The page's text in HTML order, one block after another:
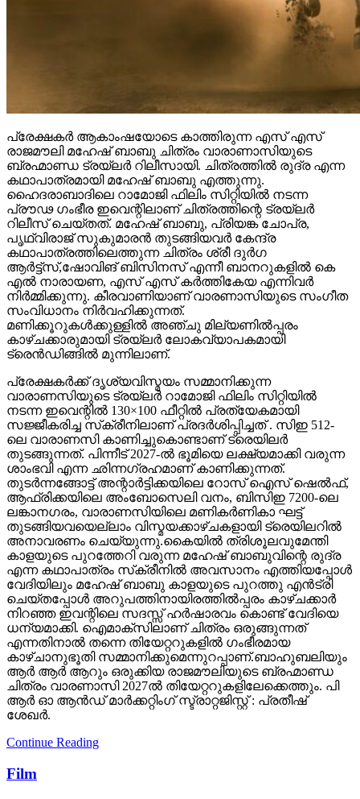
പ്രേക്ഷകർ ആകാംഷയോടെ കാത്തിരുന്ന എസ് എസ്
രാജമൗലി മഹേഷ് ബാബു ചിത്രം വാരാണാസിയുടെ
ബ്രഹ്മാണ്ഡ ട്രയ്ലർ റിലീസായി. ചിത്രത്തിൽ രുദ്ര എന്ന
കഥാപാത്രമായി മഹേഷ് ബാബു എത്തുന്നു.
ഹൈദരാബാദിലെ റാമോജി ഫിലിം സിറ്റിയിൽ നടന്ന
പ്രൗഢ ഗംഭീര ഇവെന്റിലാണ് ചിത്രത്തിന്റെ ട്രയ്ലർ
റിലീസ് ചെയ്തത്. മഹേഷ് ബാബു, പ്രിയങ്ക ചോപ്ര,
പൃഥ്വിരാജ് സുകുമാരൻ തുടങ്ങിയവർ കേന്ദ്ര
കഥാപാത്രത്തിലെത്തുന്ന ചിത്രം ശ്രീ ദുർഗ
ആർട്ട്സ്,ഷോവിങ് ബിസിനസ് എന്നീ ബാനറുകളിൽ കെ
എൽ നാരായണ, എസ് എസ് കർത്തികേയ എന്നിവർ
നിർമ്മിക്കുന്നു. കീരവാണിയാണ് വാരണാസിയുടെ സംഗീത
സംവിധാനം നിർവഹിക്കുന്നത്.
മണിക്കൂറുകൾക്കുള്ളിൽ അഞ്ചു മില്യണിൽപ്പരം
കാഴ്ചക്കാരുമായി ട്രയ്ലർ ലോകവ്യാപകമായി
ട്രെൻഡിങ്ങിൽ മുന്നിലാണ്.
പ്രേക്ഷകർക്ക് ദൃശ്യവിസ്മയം സമ്മാനിക്കുന്ന
വാരാണസിയുടെ ട്രയ്ലർ റാമോജി ഫിലിം സിറ്റിയിൽ
നടന്ന ഇവെന്റിൽ 130×100 ഫീറ്റിൽ പ്രത്യേകമായി
സജ്ജീകരിച്ച സ്‌ക്രീനിലാണ് പ്രദർശിപ്പിച്ചത് . സിഇ 512-
ലെ വാരാണസി കാണിച്ചുകൊണ്ടാണ് ട്രെയിലര്‍
തുടങ്ങുന്നത്. പിന്നീട് 2027-ല്‍ ഭൂമിയെ ലക്ഷ്യമാക്കി വരുന്ന
ശാംഭവി എന്ന ഛിന്നഗ്രഹമാണ് കാണിക്കുന്നത്.
തുടര്‍ന്നങ്ങോട്ട് അന്റാര്‍ട്ടിക്കയിലെ റോസ് ഐസ് ഷെല്‍ഫ്,
ആഫ്രിക്കയിലെ അംബോസെലി വനം, ബിസിഇ 7200-ലെ
ലങ്കാനഗരം, വാരാണസിയിലെ മണികര്‍ണികാ ഘട്ട്
തുടങ്ങിയവയെല്ലാം വിസ്മയക്കാഴ്ചകളായി ട്രെയിലറില്‍
അനാവരണം ചെയ്യുന്നു.കൈയില്‍ ത്രിശൂലവുമേന്തി
കാളയുടെ പുറത്തേറി വരുന്ന മഹേഷ് ബാബുവിന്റെ രുദ്ര
എന്ന കഥാപാത്രം സ്‌ക്രീനിൽ അവസാനം എത്തിയപ്പോൾ
വേദിയിലും മഹേഷ് ബാബു കാളയുടെ പുറത്തു എൻട്രി
ചെയ്തപ്പോൾ അറുപത്തിനായിരത്തിൽപ്പരം കാഴ്ചക്കാർ
നിറഞ്ഞ ഇവന്റിലെ സദസ്സ് ഹർഷാരവം കൊണ്ട് വേദിയെ
ധന്യമാക്കി. ഐമാക്‌സിലാണ് ചിത്രം ഒരുങ്ങുന്നത്
എന്നതിനാല്‍ തന്നെ തിയേറ്ററുകളില്‍ ഗംഭീരമായ
കാഴ്ചാനുഭൂതി സമ്മാനിക്കുമെന്നുറപ്പാണ്.ബാഹുബലിയും
ആർ ആർ ആറും ഒരുക്കിയ രാജമൗലിയുടെ ബ്രഹ്മാണ്ഡ
ചിത്രം വാരണാസി 2027ൽ തിയേറ്ററുകളിലേക്കെത്തും. പി
ആർ ഓ ആൻഡ് മാർക്കറ്റിംഗ് സ്ട്രാറ്റജിസ്റ്റ് : പ്രതീഷ്
ശേഖർ.
Continue Reading
Film